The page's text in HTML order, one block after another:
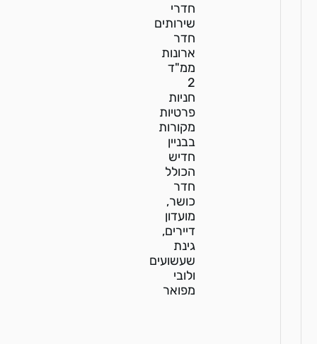
חדרי
שירותים
חדר
ארונות
ממ"ד
2
חניות
פרטיות
מקורות
בבניין
חדיש
הכולל
חדר
כושר,
מועדון
דיירים,
גינת
שעשועים
ולובי
מפואר